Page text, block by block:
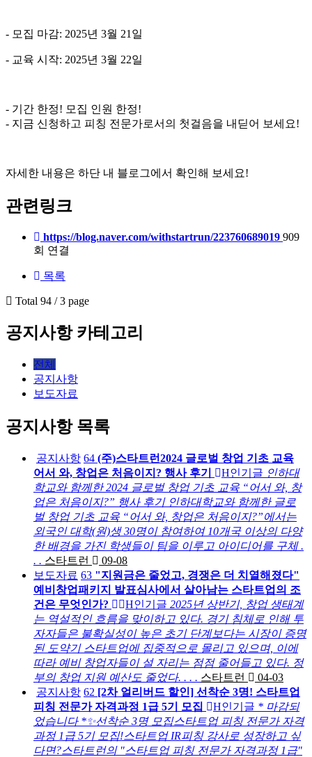
- 모집 마감: 2025년 3월 21일
- 교육 시작: 2025년 3월 22일
- 기간 한정! 모집 인원 한정!
- 지금 신청하고 피칭 전문가로서의 첫걸음을 내딛어 보세요!
자세한 내용은 하단 내 블로그에서 확인해 보세요!
관련링크
https://blog.naver.com/withstartrun/223760689019 909
회 연결
목록
Total 94 /3 page
공지사항 카테고리
전체
공지사항
보도자료
공지사항 목록
공지사항 64 (주)스타트런2024 글로벌 창업 기초 교육
어서 와, 창업은 처음이지? 행사 후기
H인기글 인하대
학교와 함께한 2024 글로벌 창업 기초 교육 “어서 와, 창
업은 처음이지?” 행사 후기 ​인하대학교와 함께한 글로
벌 창업 기초 교육 “어서 와, 창업은 처음이지?”에서는
외국인 대학(원)생 30명이 참여하여 10개국 이상의 다양
한 배경을 가진 학생들이 팀을 이루고 아이디어를 구체 .
. . 스타트런
09-08
보도자료 63 "지원금은 줄었고, 경쟁은 더 치열해졌다"
예비창업패키지 발표심사에서 살아남는 스타트업의 조
건은 무엇인가?
H인기글 2025년 상반기, 창업 생태계
는 역설적인 흐름을 맞이하고 있다. 경기 침체로 인해 투
자자들은 불확실성이 높은 초기 단계보다는 시장이 증명
된 도약기 스타트업에 집중적으로 몰리고 있으며, 이에
따라 예비 창업자들이 설 자리는 점점 줄어들고 있다. 정
부의 창업 지원 예산도 줄었다. . . . 스타트런
04-03
공지사항 62 [2차 얼리버드 할인] 선착순 3명! 스타트업
피칭 전문가 자격과정 1급 5기 모집
H인기글 * 마감되
었습니다 *✨선착순 3명 모집스타트업 피칭 전문가 자격
과정 1급 5기 모집!스타트업 IR피칭 강사로 성장하고 싶
다면?스타트런의 "스타트업 피칭 전문가 자격과정 1급"